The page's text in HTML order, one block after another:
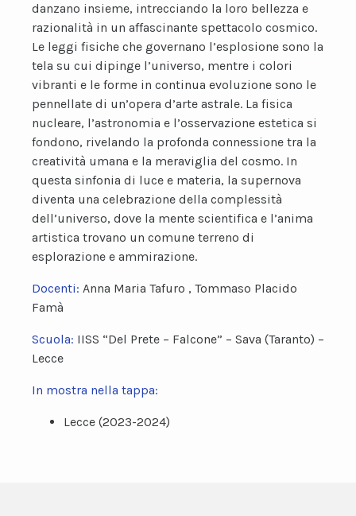
danzano insieme, intrecciando la loro bellezza e
razionalità in un affascinante spettacolo cosmico.
Le leggi fisiche che governano l’esplosione sono la
tela su cui dipinge l’universo, mentre i colori
vibranti e le forme in continua evoluzione sono le
pennellate di un’opera d’arte astrale. La fisica
nucleare, l’astronomia e l’osservazione estetica si
fondono, rivelando la profonda connessione tra la
creatività umana e la meraviglia del cosmo. In
questa sinfonia di luce e materia, la supernova
diventa una celebrazione della complessità
dell’universo, dove la mente scientifica e l’anima
artistica trovano un comune terreno di
esplorazione e ammirazione.
Docenti: Anna Maria Tafuro , Tommaso Placido
Famà
Scuola: IISS “Del Prete – Falcone” – Sava (Taranto) –
Lecce
In mostra nella tappa:
Lecce (2023-2024)